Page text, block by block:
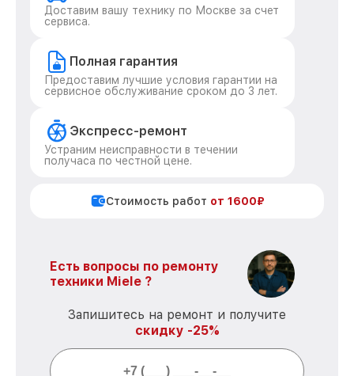
Доставим вашу технику по Москве за счет
сервиса.
Полная гарантия
Предоставим лучшие условия гарантии на
сервисное обслуживание сроком до 3 лет.
Экспресс-ремонт
Устраним неисправности в течении
получаса по честной цене.
Стоимость работ от 1600₽
Есть вопросы по ремонту
техники Miele ?
Запишитесь на ремонт и получите
скидку -25%